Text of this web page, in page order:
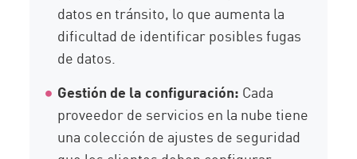
datos en tránsito, lo que aumenta la
dificultad de identificar posibles fugas
de datos.
Gestión de la configuración: Cada
proveedor de servicios en la nube tiene
una colección de ajustes de seguridad